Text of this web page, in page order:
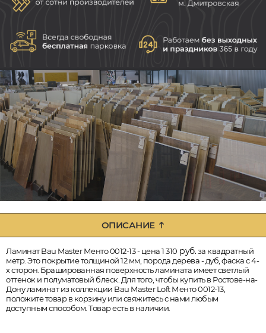
ОПИСАНИЕ
Ламинат Bau Master Менто 0012-13 - цена 1 310 руб.за квадратный
метр. Это покрытие толщиной 12 мм, порода дерева - дуб, фаска с 4-
х сторон. Брашированная поверхность ламината имеет светлый
оттенок и полуматовый блеск. Для того, чтобы купить в Ростове-на-
Дону ламинат из коллекции Bau Master Loft Менто 0012-13,
положите товар в корзину или свяжитесь с нами любым
доступным способом. Товар есть в наличии.